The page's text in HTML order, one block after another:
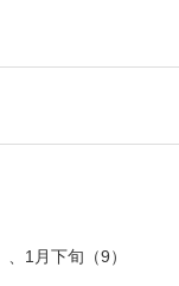
、 1月下旬（9）